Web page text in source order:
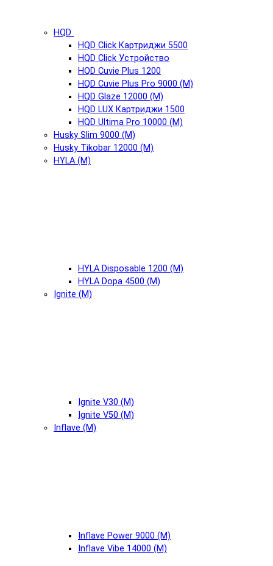
HQD
HQD Click Картриджи 5500
HQD Click Устройство
HQD Cuvie Plus 1200
HQD Cuvie Plus Pro 9000 (М)
HQD Glaze 12000 (М)
HQD LUX Картриджи 1500
HQD Ultima Pro 10000 (М)
Husky Slim 9000 (М)
Husky Tikobar 12000 (М)
HYLA (М)
HYLA Disposable 1200 (М)
HYLA Dopa 4500 (М)
Ignite (М)
Ignite V30 (М)
Ignite V50 (М)
Inflave (М)
Inflave Power 9000 (М)
Inflave Vibe 14000 (М)